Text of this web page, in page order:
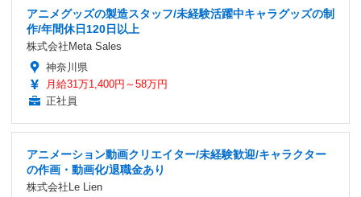
アニメグッズの製造スタッフ/未経験活躍中キャラグッズの制
作/年間休日120日以上
株式会社Meta Sales
神奈川県
月給31万1,400円～58万円
正社員
アニメーション動画クリエイター/未経験歓迎/キャラクター
の作画・動画化/退職金あり
株式会社Le Lien